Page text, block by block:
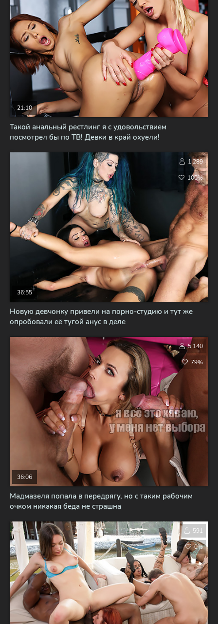
Такой анальный рестлинг я с удовольствием
посмотрел бы по ТВ! Девки в край охуели!
21:10
Новую девчонку привели на порно-студию и тут же
опробовали её тугой анус в деле
36:55
1 289
100%
Мадмазеля попала в передрягу, но с таким рабочим
очком никакая беда не страшна
36:06
5 140
79%
591
0%